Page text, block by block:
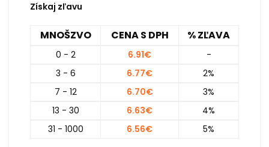
Získaj zľavu
MNOŠZVO CENA S DPH % ZĽAVA
0 - 2 6.91€
-
3 - 6
6.77€
2%
7 - 12
6.70€
3%
13 - 30
6.63€
4%
31 - 1000
6.56€ 5%